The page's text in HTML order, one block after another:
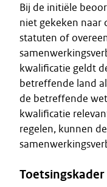
Bij de initiële
niet gekeken naar
statuten of
kwalificatie geldt
betreffende land
de betreffende
kwalificatie
regelen, kunnen
Toetsingskader